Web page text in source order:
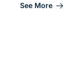
See More